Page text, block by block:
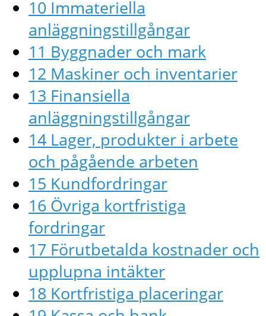
10 Immateriella
anläggningstillgångar
11 Byggnader och mark
12 Maskiner och inventarier
13 Finansiella
anläggningstillgångar
14 Lager, produkter i arbete
och pågående arbeten
15 Kundfordringar
16 Övriga kortfristiga
fordringar
17 Förutbetalda kostnader och
upplupna intäkter
18 Kortfristiga placeringar